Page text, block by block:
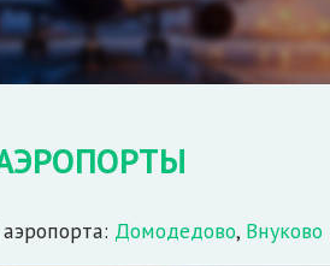
Домодедово, Внуково